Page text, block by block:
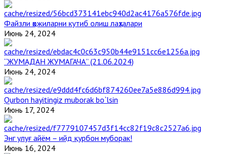
Файзли ҳожиларни кутиб олиш лаҳзалари
Июнь 24, 2024
“ЖУМАДАН ЖУМАГАЧА” (21.06.2024)
Июнь 24, 2024
Qurbon hayitingiz muborak bo`lsin
Июнь 17, 2024
Энг улуғ айём – ийд қурбон муборак!
Июнь 16, 2024